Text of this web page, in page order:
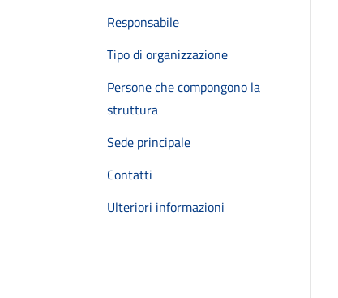
Responsabile
Tipo di organizzazione
Persone che compongono la
struttura
Sede principale
Contatti
Ulteriori informazioni